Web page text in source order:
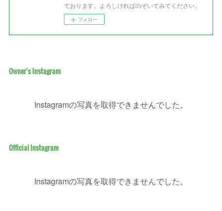
ております。よろしければのぞいてみてください。
フォロー
Owner's Instagram
Instagramの写真を取得できませんでした。
Official Instagram
Instagramの写真を取得できませんでした。